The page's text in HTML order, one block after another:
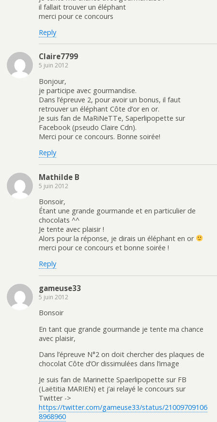
il fallait trouver un éléphant
merci pour ce concours
Reply
Claire7799
5 juin 2012
Bonjour,
je participe avec gourmandise.
Dans l’épreuve 2, pour avoir un bonus, il faut
retrouver un éléphant Côte d’or en or.
Je suis fan de MaRiNeTTe, Saperlipopette sur
Facebook (pseudo Claire Cdn).
Merci pour ce concours. Bonne soirée!
Reply
Mathilde B
5 juin 2012
Bonsoir,
Étant une grande gourmande et en particulier de
chocolats ^^
Je tente avec plaisir !
Alors pour la réponse, je dirais un éléphant en or
merci pour ce concours et bonne soirée !
Reply
gameuse33
5 juin 2012
Bonsoir
En tant que grande gourmande je tente ma chance
avec plaisir,
Dans l’épreuve N°2 on doit chercher des plaques de
chocolat Côte d’Or dissimulées dans l’image
Je suis fan de Marinette Spaerlipopette sur FB
(Laëtitia MARIEN) et j’ai relayé le concours sur
Twitter ->
https://twitter.com/gameuse33/status/21009709106
8968960